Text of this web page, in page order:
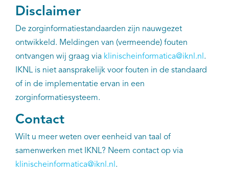
Disclaimer
De zorginformatiestandaarden zijn nauwgezet
ontwikkeld. Meldingen van (vermeende) fouten
ontvangen wij graag via klinischeinformatica@iknl.nl .
IKNL is niet aansprakelijk voor fouten in de standaard
of in de implementatie ervan in een
zorginformatiesysteem.
Contact
Wilt u meer weten over eenheid van taal of
samenwerken met IKNL? Neem contact op via
klinischeinformatica@iknl.nl .